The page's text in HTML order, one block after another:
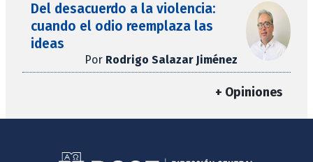
Del desacuerdo a la violencia:
cuando el odio reemplaza las
ideas
Por Rodrigo Salazar Jiménez
+ Opiniones